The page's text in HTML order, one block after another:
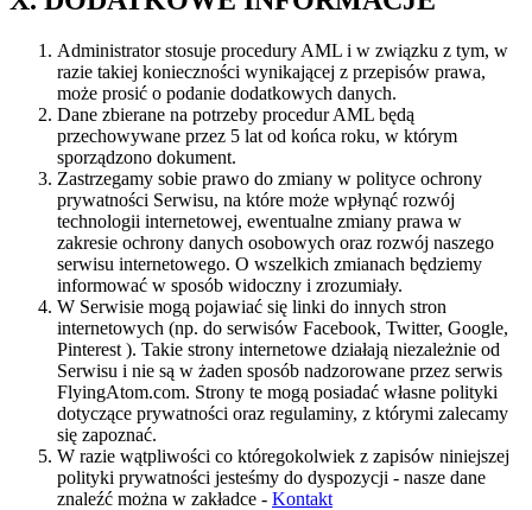
Administrator stosuje procedury AML i w związku z tym, w
razie takiej konieczności wynikającej z przepisów prawa,
może prosić o podanie dodatkowych danych.
Dane zbierane na potrzeby procedur AML będą
przechowywane przez 5 lat od końca roku, w którym
sporządzono dokument.
Zastrzegamy sobie prawo do zmiany w polityce ochrony
prywatności Serwisu, na które może wpłynąć rozwój
technologii internetowej, ewentualne zmiany prawa w
zakresie ochrony danych osobowych oraz rozwój naszego
serwisu internetowego. O wszelkich zmianach będziemy
informować w sposób widoczny i zrozumiały.
W Serwisie mogą pojawiać się linki do innych stron
internetowych (np. do serwisów Facebook, Twitter, Google,
Pinterest ). Takie strony internetowe działają niezależnie od
Serwisu i nie są w żaden sposób nadzorowane przez serwis
FlyingAtom.com. Strony te mogą posiadać własne polityki
dotyczące prywatności oraz regulaminy, z którymi zalecamy
się zapoznać.
W razie wątpliwości co któregokolwiek z zapisów niniejszej
polityki prywatności jesteśmy do dyspozycji - nasze dane
znaleźć można w zakładce - Kontakt